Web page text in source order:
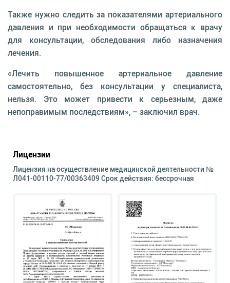
Также нужно следить за показателями артериального
давления и при необходимости обращаться к врачу
для консультации, обследования либо назначения
лечения.
«Лечить повышенное артериальное давление
самостоятельно, без консультации у специалиста,
нельзя. Это может привести к серьезным, даже
непоправимым последствиям», – заключил врач.
Лицензии
Лицензия на осуществление медицинской деятельности №
Л041-00110-77/00363409 Срок действия: бессрочная